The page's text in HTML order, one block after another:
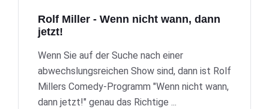
Rolf Miller - Wenn nicht wann, dann
jetzt!
Wenn Sie auf der Suche nach einer
abwechslungsreichen Show sind, dann ist Rolf
Millers Comedy-Programm "Wenn nicht wann,
dann jetzt!" genau das Richtige ...